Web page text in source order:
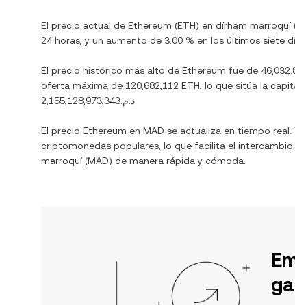
El precio actual de Ethereum (ETH) en dírham marroquí
24 horas, y un aumento de 3.00 % en los últimos siete
El precio histórico más alto de Ethereum fue de
oferta máxima de 120,682,112 ETH , lo que sitúa la
د.م.2,155,128,973,343
El precio Ethereum en MAD se actualiza en tiempo
criptomonedas populares, lo que facilita el intercambio
marroquí(MAD) de manera rápida y cómoda.